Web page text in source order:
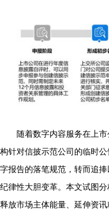
随着数字内容服务在上
构针对信披示范公司的临时
字报告的落笔规范，转而追
纪律性大胆变革。本文试图
释放市场主体能量、延伸资